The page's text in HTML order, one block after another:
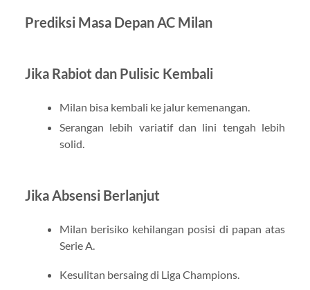
Prediksi Masa Depan AC Milan
Jika Rabiot dan Pulisic Kembali
Milan bisa kembali ke jalur kemenangan.
Serangan lebih variatif dan lini tengah lebih
solid.
Jika Absensi Berlanjut
Milan berisiko kehilangan posisi di papan atas
Serie A.
Kesulitan bersaing di Liga Champions.